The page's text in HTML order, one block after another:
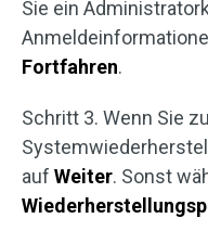
Sie ein
Fortfahren.
Schritt 3. Wenn Sie
auf Weiter. Sonst